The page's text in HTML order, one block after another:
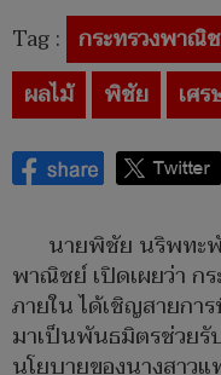
Tag : กระทรวงพาณิ
ผลไม้
พิชัย เศ
นายพิชัย นริพทะพั
พาณิชย์ เปิดเผยว่า ก
ภายใน ได้เชิญสายกา
มาเป็นพันธมิตรช่วยรั
นโยบายของนางสาว